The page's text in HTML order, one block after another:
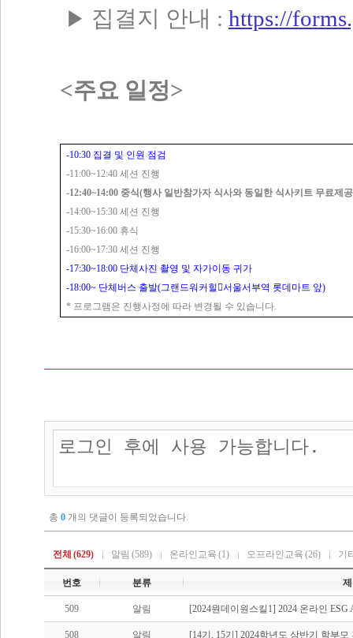
▶ 집결지 안내 : https://
<주요 일정>
-10:30 집결 및 인원 점검
-11:00~12:40 세션 진행
-12:40~14:00 중식(행사 일반참가자 식사와 동일한 식사키트 무료제공
-14:00~15:30 세션 진행
-15:30~16:00 휴식
-16:00~17:30 세션 진행
-17:30~18:00 단체사진 촬영 및 자가이동 귀가
-18:00~ 단체버스 출발(그랜드워커힐 서울서부역 롯데마트 앞)
* 프로그램은 진행사정에 따라 변경될 수 있습니다.
총 0 개의 댓글이 등록되었습니다.
전체 (629) 알림 (589) 온라인교육 (1) 오프라인교육 (26) 기
번호 분류
509 알림 [2024원데이원스킬1] 2024 온라인
508 알림 [14기, 15기] 2024학년도 상반기 학부모